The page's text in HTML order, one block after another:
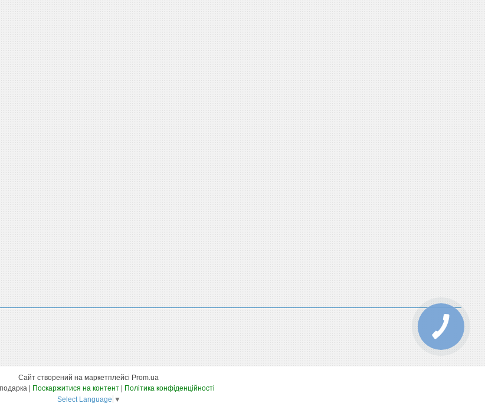
Сайт створений на маркетплейсі Prom.ua
Поскаржитися на контент
Політика конфіденційності
Select Language ▼